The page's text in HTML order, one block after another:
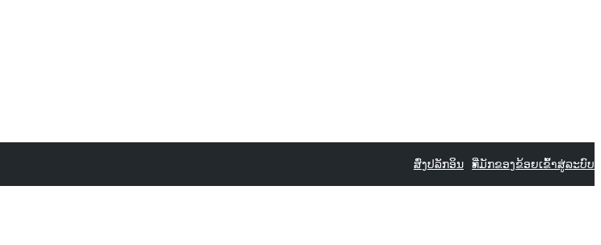
ສົ່ງປລັກອິນ ທີ່ມັກຂອງຂ້ອຍເຂົ້າສູ່ລະບົບ